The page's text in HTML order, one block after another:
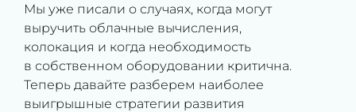
Мы уже писали о случаях, когда могут
выручить облачные вычисления,
колокация и когда необходимость
в собственном оборудовании критична.
Теперь давайте разберем наиболее
выигрышные стратегии развития